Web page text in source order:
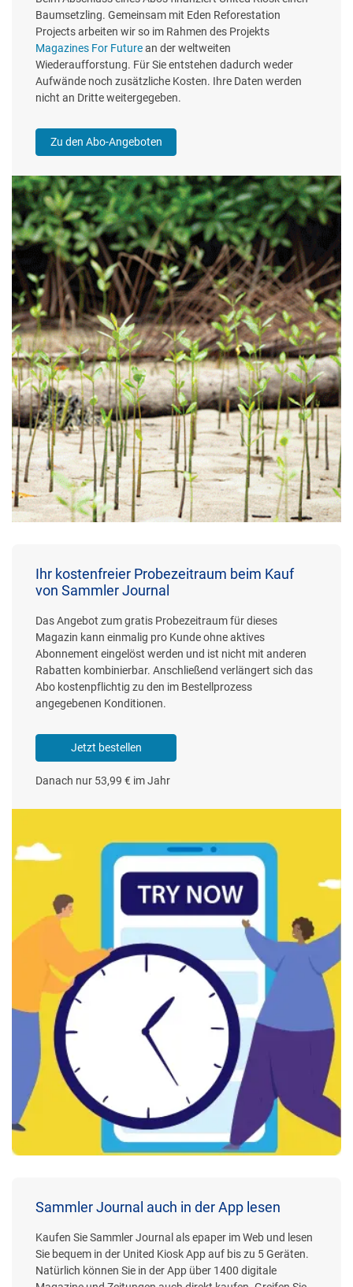
Baumsetzling. Gemeinsam mit Eden Reforestation
Projects arbeiten wir so im Rahmen des Projekts
Magazines For Futurean der weltweiten
Wiederaufforstung. Für Sie entstehen dadurch weder
Aufwände noch zusätzliche Kosten. Ihre Daten werden
nicht an Dritte weitergegeben.
Zu den Abo-Angeboten
Ihr kostenfreier Probezeitraum beim Kauf
von Sammler Journal
Das Angebot zum gratis Probezeitraum für dieses
Magazin kann einmalig pro Kunde ohne aktives
Abonnement eingelöst werden und ist nicht mit anderen
Rabatten kombinierbar. Anschließend verlängert sich das
Abo kostenpflichtig zu den im Bestellprozess
angegebenen Konditionen.
Jetzt bestellen
Danach nur 53,99 € im Jahr
Sammler Journal auch in der App lesen
Kaufen Sie Sammler Journal als epaper im Web und lesen
Sie bequem in der United Kiosk App auf bis zu 5 Geräten.
Natürlich können Sie in der App über 1400 digitale